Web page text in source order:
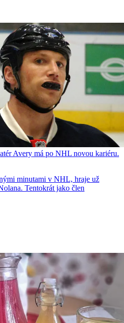
Avery má po NHL novou kariéru.
minutami v NHL, hraje už
Tentokrát jako člen